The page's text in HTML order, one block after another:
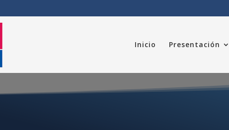
Inicio Presentación